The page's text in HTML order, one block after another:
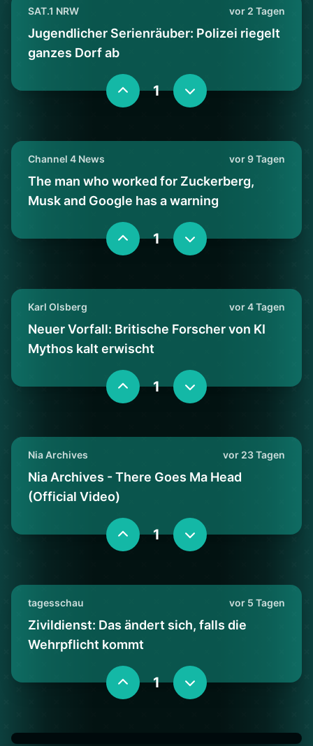
SAT.1 NRW vor 2 Tagen
Jugendlicher Serienräuber: Polizei riegelt
ganzes Dorf ab
1
Channel 4 News vor 9 Tagen
The man who worked for Zuckerberg,
Musk and Google has a warning
1
Karl Olsberg vor 4 Tagen
Neuer Vorfall: Britische Forscher von KI
Mythos kalt erwischt
1
Nia Archives vor 23 Tagen
Nia Archives - There Goes Ma Head
(Official Video)
1
tagesschau vor 5 Tagen
Zivildienst: Das ändert sich, falls die
Wehrpflicht kommt
1